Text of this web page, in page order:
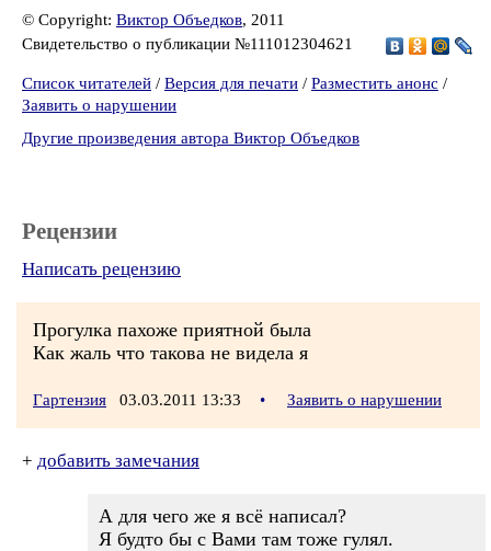
© Copyright: Виктор Объедков, 2011
Свидетельство о публикации №111012304621
Список читателей / Версия для печати / Разместить анонс /
Заявить о нарушении
Другие произведения автора Виктор Объедков
Рецензии
Написать рецензию
Прогулка пахоже приятной была
Как жаль что такова не видела я
Гартензия 03.03.2011 13:33 • Заявить о нарушении
+ добавить замечания
А для чего же я всё написал?
Я будто бы с Вами там тоже гулял.